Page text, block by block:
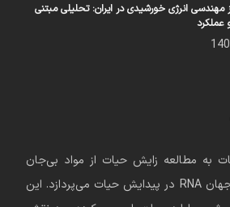
مهندسی انرژی خورشیدی در ایران: تحلیلی مبتنی
عملکرد
به مطالعه زایش حیات از مواد بی‌جان
(آبیوجنسیس) و نقش جهان RNA در پیدایش حیات می‌پردازد. این